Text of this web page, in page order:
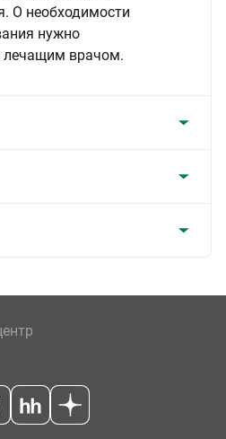
О необходимости
нужно
лечащим врачом.